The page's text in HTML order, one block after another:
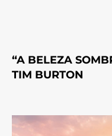
“A BELEZA
TIM BURTON